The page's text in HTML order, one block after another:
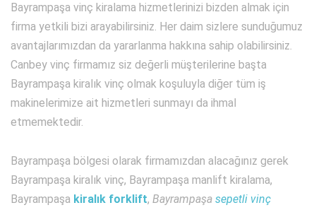
Bayrampaşa vinç kiralama hizmetlerinizi bizden almak için
firma yetkili bizi arayabilirsiniz. Her daim sizlere sunduğumuz
avantajlarımızdan da yararlanma hakkına sahip olabilirsiniz.
Canbey vinç firmamız siz değerli müşterilerine başta
Bayrampaşa kiralık vinç olmak koşuluyla diğer tüm iş
makinelerimize ait hizmetleri sunmayı da ihmal
etmemektedir.
Bayrampaşa bölgesi olarak firmamızdan alacağınız gerek
Bayrampaşa kiralık vinç, Bayrampaşa manlift kiralama,
Bayrampaşa kiralık forklift, Bayrampaşa sepetli vinç